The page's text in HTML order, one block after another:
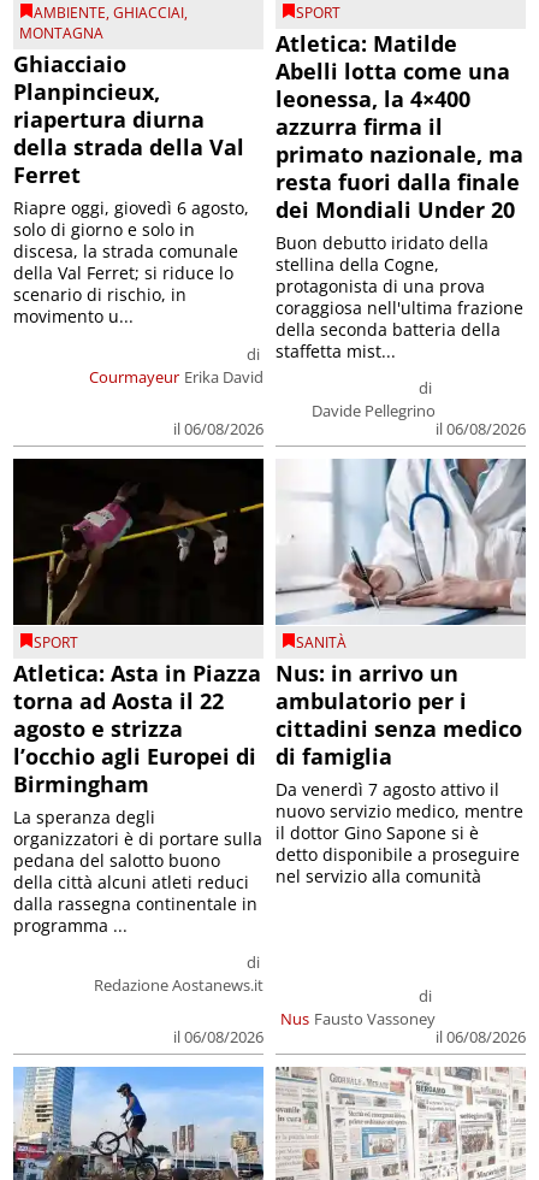
AMBIENTE,GHIACCIAI,
MONTAGNA
Ghiacciaio
Planpincieux,
riapertura diurna
della strada della Val
Ferret
Courmayeur
di
Erika David
il 06/08/2026
Riapre oggi, giovedì 6 agosto,
solo di giorno e solo in
discesa, la strada comunale
della Val Ferret; si riduce lo
scenario di rischio, in
movimento u...
SPORT
Atletica: Matilde
Abelli lotta come una
leonessa, la 4×400
azzurra firma il
primato nazionale, ma
resta fuori dalla finale
dei Mondiali Under 20
di
Davide Pellegrino
il 06/08/2026
Buon debutto iridato della
stellina della Cogne,
protagonista di una prova
coraggiosa nell'ultima frazione
della seconda batteria della
staffetta mist...
SPORT
Atletica: Asta in Piazza
torna ad Aosta il 22
agosto e strizza
l’occhio agli Europei di
Birmingham
di
Redazione Aostanews.it
il 06/08/2026
La speranza degli
organizzatori è di portare sulla
pedana del salotto buono
della città alcuni atleti reduci
dalla rassegna continentale in
programma ...
SANITÀ
Nus: in arrivo un
ambulatorio per i
cittadini senza medico
di famiglia
Nus
di
Fausto Vassoney
il 06/08/2026
Da venerdì 7 agosto attivo il
nuovo servizio medico, mentre
il dottor Gino Sapone si è
detto disponibile a proseguire
nel servizio alla comunità